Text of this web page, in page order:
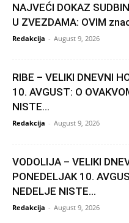
NAJVEĆI DOKAZ
U ZVEZDAMA: OVIM
Redakcija - August 9, 2026
RIBE – VELIKI DNEVNI
10. AVGUST: O
NISTE...
Redakcija - August 9, 2026
VODOLIJA – VELIKI
PONEDELJAK 10.
NEDELJE NISTE...
Redakcija - August 9, 2026